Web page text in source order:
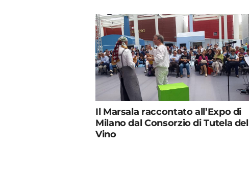
Il Marsala raccontato all’Expo di
Milano dal Consorzio di Tutela del
Vino